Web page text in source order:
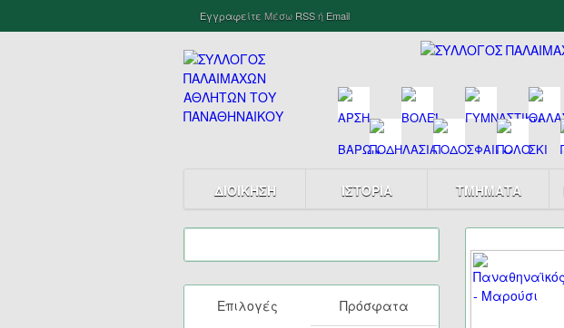
Εγγραφείτε Μέσω RSSή Email
ΔΙΟΙΚΗΣΗ ΙΣΤΟΡΙΑ ΤΜΗΜΑΤΑ
Επιλογές Πρόσφατα